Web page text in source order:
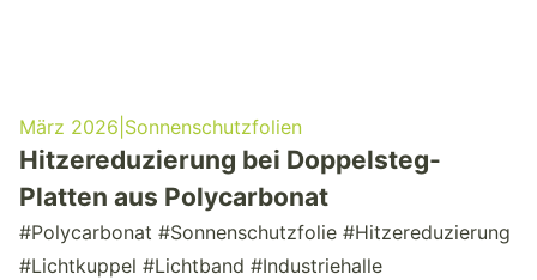
März 2026 Sonnenschutzfolien
Hitzereduzierung bei Doppelsteg-
Platten aus Polycarbonat
#Polycarbonat #Sonnenschutzfolie #Hitzereduzierung
#Lichtkuppel #Lichtband #Industriehalle